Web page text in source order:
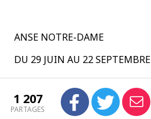
ANSE NOTRE-DAME
DU 29 JUIN AU 22 SEPTEMBRE
1 207
PARTAGES